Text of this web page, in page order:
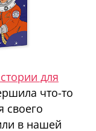
для
что-то
своего
в нашей